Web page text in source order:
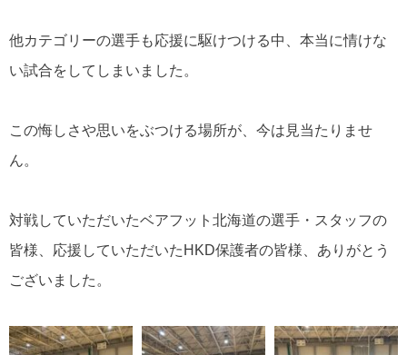
他カテゴリーの選手も応援に駆けつける中、本当に情けな
い試合をしてしまいました。
この悔しさや思いをぶつける場所が、今は見当たりませ
ん。
対戦していただいたベアフット北海道の選手・スタッフの
皆様、応援していただいたHKD保護者の皆様、ありがとう
ございました。